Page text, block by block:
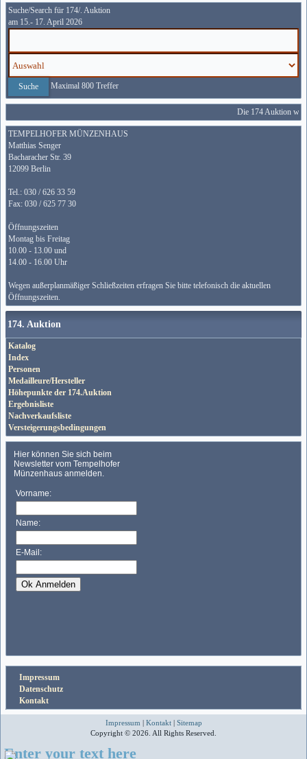
Suche/Search für 174/. Auktion
am 15.- 17. April 2026
Maximal 800 Treffer
Die 174 Auktion
TEMPELHOFER MÜNZENHAUS
Matthias Senger
Bacharacher Str. 39
12099 Berlin
Tel.: 030 / 626 33 59
Fax: 030 / 625 77 30
Öffnungszeiten
Montag bis Freitag
10.00 - 13.00 und
14.00 - 16.00 Uhr
Wegen außerplanmäßiger Schließzeiten erfragen Sie bitte telefonisch die aktuellen
Öffnungszeiten.
174. Auktion
Katalog
Index
Personen
Medailleure/Hersteller
Höhepunkte der 174.Auktion
Ergebnisliste
Nachverkaufsliste
Versteigerungsbedingungen
Impressum
Datenschutz
Kontakt
Impressum | Kontakt| Sitemap
Copyright © 2026. All Rights Reserved.
Enter your text here